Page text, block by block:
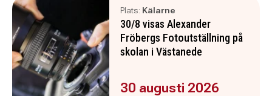
Plats: Kälarne
30/8 visas Alexander
Fröbergs Fotoutställning på
skolan i Västanede
Evenemanget är :
30 augusti 2026